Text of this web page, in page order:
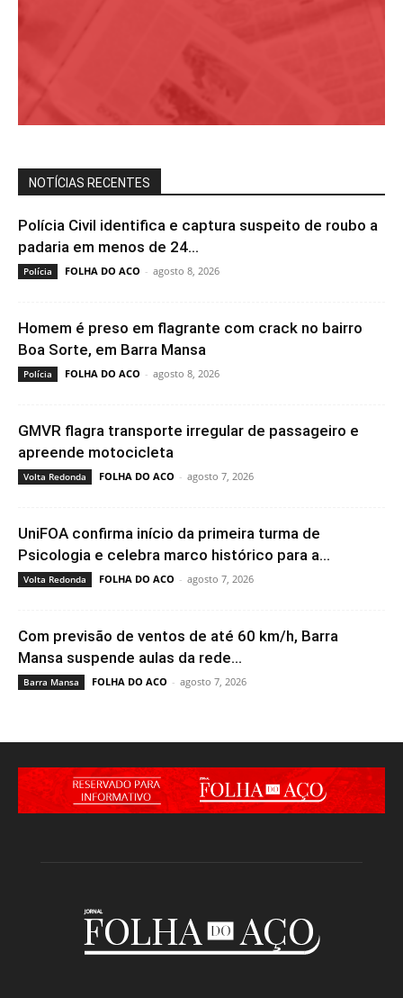
NOTÍCIAS RECENTES
Polícia Civil identifica e captura suspeito de roubo a
padaria em menos de 24...
Polícia FOLHA DO ACO - agosto 8, 2026
Homem é preso em flagrante com crack no bairro
Boa Sorte, em Barra Mansa
Polícia FOLHA DO ACO - agosto 8, 2026
GMVR flagra transporte irregular de passageiro e
apreende motocicleta
Volta Redonda FOLHA DO ACO - agosto 7, 2026
UniFOA confirma início da primeira turma de
Psicologia e celebra marco histórico para a...
Volta Redonda FOLHA DO ACO - agosto 7, 2026
Com previsão de ventos de até 60 km/h, Barra
Mansa suspende aulas da rede...
Barra Mansa FOLHA DO ACO - agosto 7, 2026